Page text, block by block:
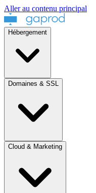
Aller au contenu principal
Hébergement
Domaines & SSL
Cloud & Marketing